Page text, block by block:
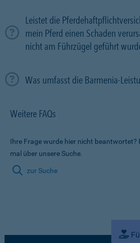
Leistet die
mein Pferd einen Schaden
nicht am Führzügel geführt
Was umfasst die Barmenia-
Weitere FAQs
Ihre Frage wurde hier nicht beantwortet?
mal über unsere Suche.
zur Suche